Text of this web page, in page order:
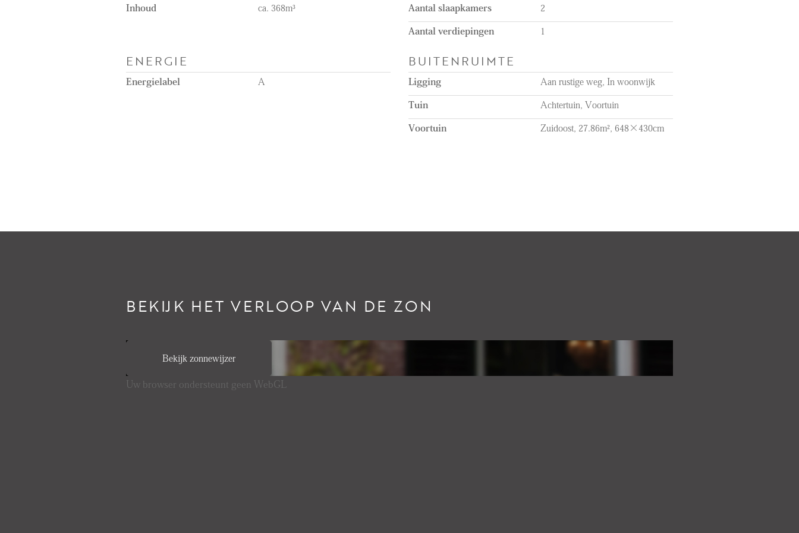
Inhoud ca. 368m³ Aantal slaapkamers 2
Aantal verdiepingen 1
ENERGIE
Energielabel A
BUITENRUIMTE
Ligging Aan rustige weg, In woonwijk
Tuin Achtertuin, Voortuin
Voortuin Zuidoost, 27.86m², 648×430cm
BEKIJK HET VERLOOP VAN DE ZON
Bekijk zonnewijzer
Uw browser ondersteunt geen WebGL